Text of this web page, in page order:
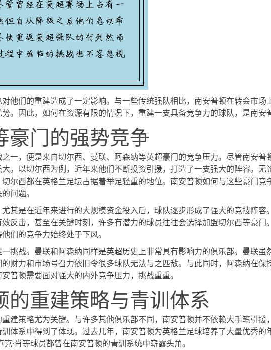
他们的重建造成了一定影响。与一些传统强队相比，南安普顿在转会市场
。因此，如何在资源有限的情况下，重建一支具备竞争力的球队，是南安
豪门的强势竞争
一，便是来自切尔西、曼联、阿森纳等英超豪门的竞争压力。尽管南安普
。以切尔西为例，近年来他们不断投资引援，打造了一支强大的阵容。无
尔西都在英格兰足坛占据着举足轻重的地位。南安普顿如何与这些豪门竞
问题。
其是在近年来进行的大规模资金投入后，球队逐步形成了强大的竞技阵容
反击，甚至在关键时刻，许多有潜力的球员往往会选择加盟切尔西等豪门
们的竞争力始终处于下风。
挑战。曼联和阿森纳同样是英超历史上非常具有影响力的俱乐部。曼联虽
财力和市场号召力依旧令很多球队无法与之匹敌。与此同时，阿森纳在保
普顿需要面对强大的内外竞争压力，挑战重重。
的重建策略与青训体系
建策略尤为关键。与许多其他俱乐部不同，南安普顿并不依赖大手笔引援
体系中得到了体现。过去几年，南安普顿为英格兰足球培养了大量优秀的
·肖等球员都曾在南安普顿的青训系统中崭露头角。